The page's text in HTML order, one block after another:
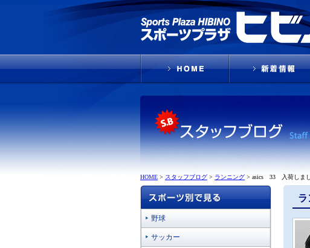
HOME > スタッフブログ > ランニング > asics 33 入荷しま
ラ
野球
サッカー